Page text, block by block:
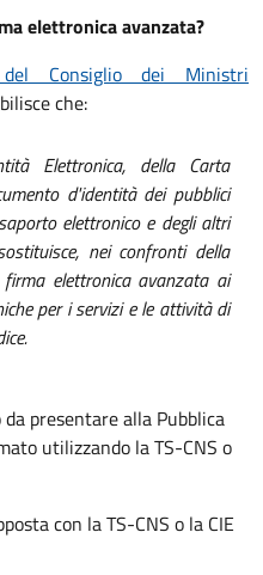
elettronica avanzata?
Consiglio dei Ministri
che:
Elettronica, della Carta
d'identità dei pubblici
elettronico e degli altri
nei confronti della
elettronica avanzata ai
per i servizi e le attività di
presentare alla Pubblica
utilizzando la TS-CNS o
con la TS-CNS o la CIE